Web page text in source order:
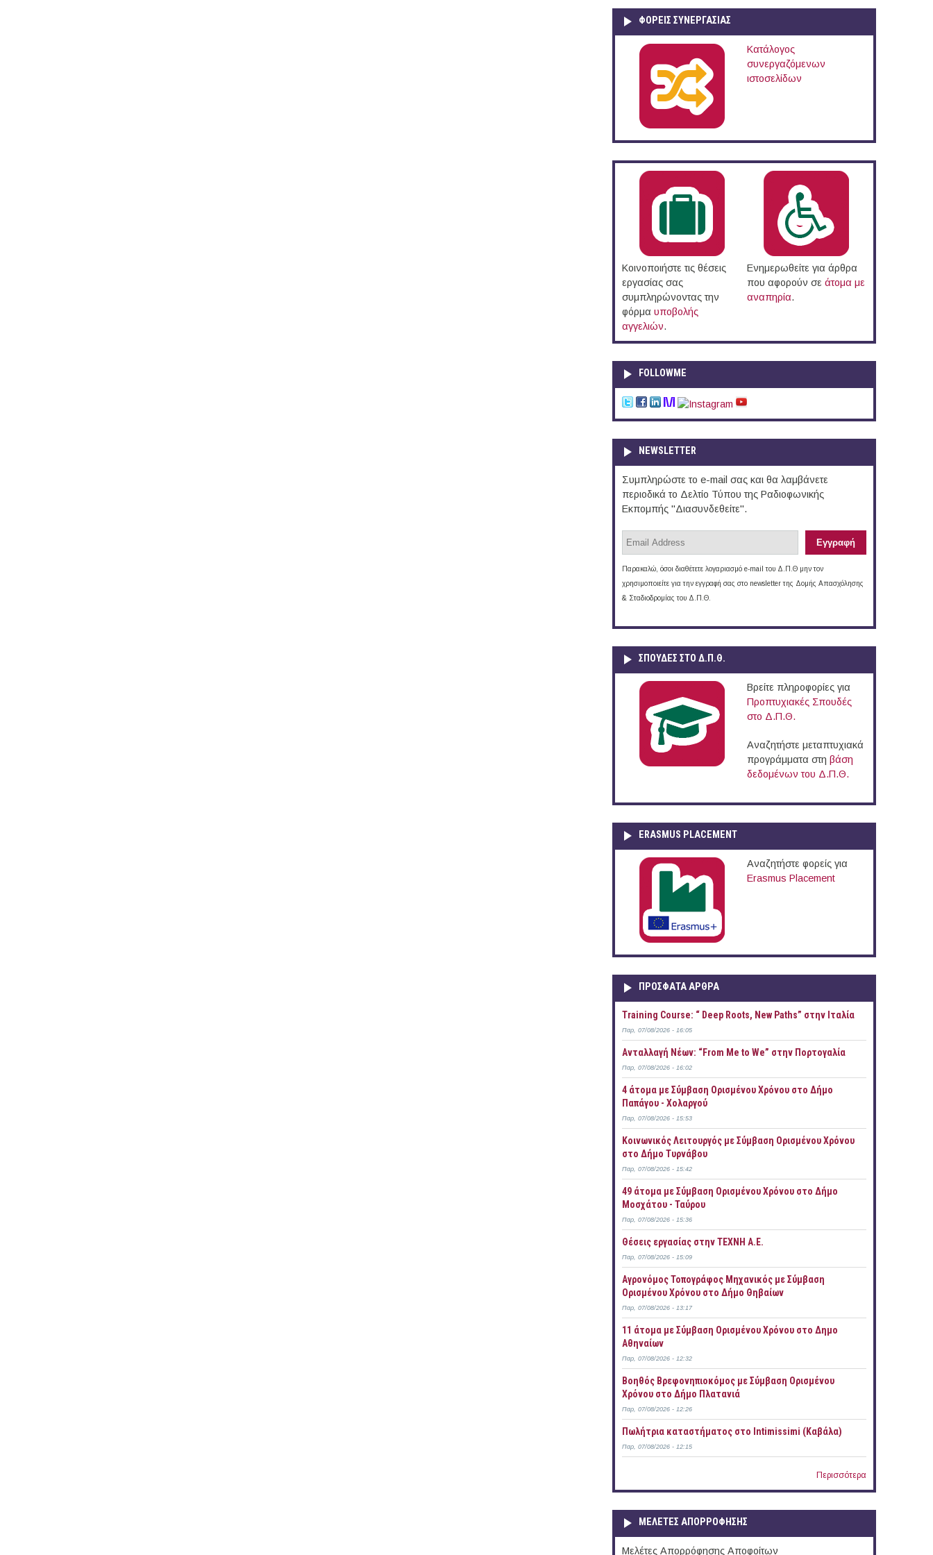
ΦΟΡΕΙΣ ΣΥΝΕΡΓΑΣΙΑΣ
Κατάλογος
συνεργαζόμενων
ιστοσελίδων
Κοινοποιήστε τις θέσεις
εργασίας σας
συμπληρώνοντας την
φόρμα υποβολής
αγγελιών.
Ενημερωθείτε για άρθρα
που αφορούν σε άτομα με
αναπηρία.
FOLLOWME
NEWSLETTER
Συμπληρώστε το e-mail σας και θα λαμβάνετε
περιοδικά το Δελτίο Τύπου της Ραδιοφωνικής
Εκπομπής "Διασυνδεθείτε".
Παρακαλώ, όσοι διαθέτετε λογαριασμό e-mail του Δ.Π.Θ μην τον
χρησιμοποιείτε για την εγγραφή σας στο newsletter της Δομής Απασχόλησης
& Σταδιοδρομίας του Δ.Π.Θ.
ΣΠΟΥΔΈΣ ΣΤΟ Δ.Π.Θ.
Βρείτε πληροφορίες για
Προπτυχιακές Σπουδές
στο Δ.Π.Θ.
Αναζητήστε μεταπτυχιακά
προγράμματα στη βάση
δεδομένων του Δ.Π.Θ.
ERASMUS PLACEMENT
Αναζητήστε φορείς για
Erasmus Placement
ΠΡOΣΦΑΤΑ AΡΘΡΑ
Training Course: “ Deep Roots, New Paths” στην Ιταλία
Παρ, 07/08/2026 - 16:05
Ανταλλαγή Νέων: “From Me to We” στην Πορτογαλία
Παρ, 07/08/2026 - 16:02
4 άτομα με Σύμβαση Ορισμένου Χρόνου στο Δήμο
Παπάγου - Χολαργού
Παρ, 07/08/2026 - 15:53
Κοινωνικός Λειτουργός με Σύμβαση Ορισμένου Χρόνου
στο Δήμο Τυρνάβου
Παρ, 07/08/2026 - 15:42
49 άτομα με Σύμβαση Ορισμένου Χρόνου στο Δήμο
Μοσχάτου - Ταύρου
Παρ, 07/08/2026 - 15:36
Θέσεις εργασίας στην ΤΕΧΝΗ Α.Ε.
Παρ, 07/08/2026 - 15:09
Αγρονόμος Τοπογράφος Μηχανικός με Σύμβαση
Ορισμένου Χρόνου στο Δήμο Θηβαίων
Παρ, 07/08/2026 - 13:17
11 άτομα με Σύμβαση Ορισμένου Χρόνου στο Δημο
Αθηναίων
Παρ, 07/08/2026 - 12:32
Βοηθός Βρεφονηπιοκόμος με Σύμβαση Ορισμένου
Χρόνου στο Δήμο Πλατανιά
Παρ, 07/08/2026 - 12:26
Πωλήτρια καταστήματος στο Intimissimi (Καβάλα)
Παρ, 07/08/2026 - 12:15
Περισσότερα
ΜΕΛΕΤΕΣ ΑΠΟΡΡΟΦΗΣΗΣ
Μελέτες Απορρόφησης Αποφοίτων